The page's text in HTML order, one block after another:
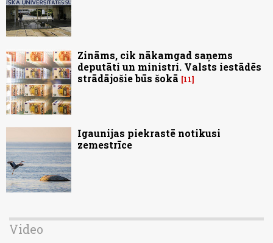
Zināms, cik nākamgad saņems
deputāti un ministri. Valsts iestādēs
strādājošie būs šokā
11
Igaunijas piekrastē notikusi
zemestrīce
Video